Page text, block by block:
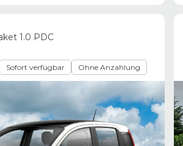
1.0 PDC
Sofort verfügbar Ohne Anzahlung